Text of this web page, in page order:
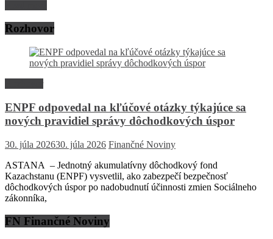
Rozhovor
ENPF odpovedal na kľúčové otázky týkajúce sa
nových pravidiel správy dôchodkových úspor
30. júla 202630. júla 2026 Finančné Noviny
ASTANA – Jednotný akumulatívny dôchodkový fond
Kazachstanu (ENPF) vysvetlil, ako zabezpečí bezpečnosť
dôchodkových úspor po nadobudnutí účinnosti zmien Sociálneho
zákonníka,
FN Finančné Noviny